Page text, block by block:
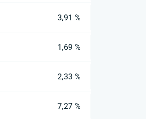
3,91 %
1,69 %
2,33 %
7,27 %